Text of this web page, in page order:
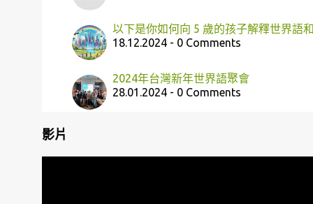
以下是你如何向 5 歲的孩子解釋世界語
18.12.2024 - 0 Comments
2024年台灣新年世界語聚會
28.01.2024 - 0 Comments
影片